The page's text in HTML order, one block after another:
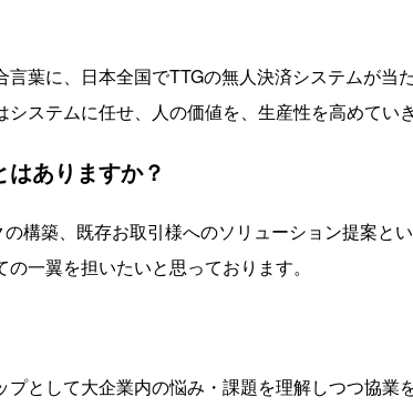
葉に、日本全国でTTGの無人決済システムが当
ステムに任せ、人の価値を、生産性を高めてい
ありますか？
構築、既存お取引様へのソリューション提案と
一翼を担いたいと思っております。
として大企業内の悩み・課題を理解しつつ協業